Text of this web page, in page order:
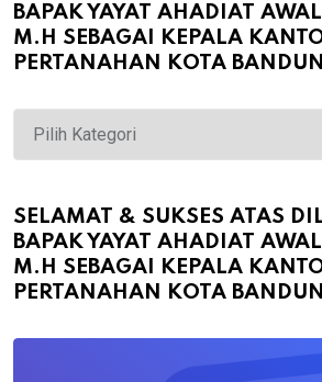
BAPAK YAYAT AHADIAT
M.H SEBAGAI KEPALA
PERTANAHAN KOTA
Selamat
&
atas
Dilantiknya
Bapak
Ahadiat
SELAMAT & SUKSES ATAS
BAPAK YAYAT AHADIAT
M.H SEBAGAI KEPALA
PERTANAHAN KOTA